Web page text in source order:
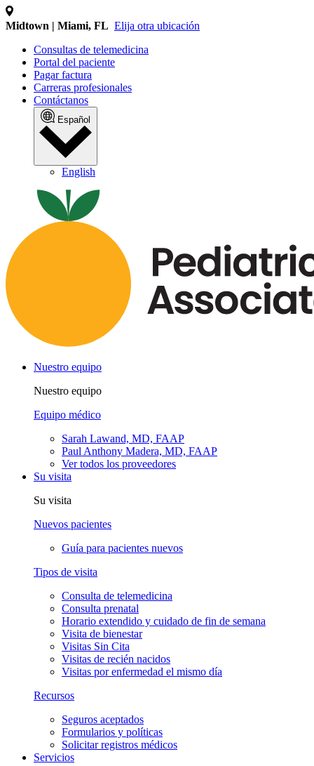
Midtown | Miami, FL Elija otra ubicación
Consultas de telemedicina
Portal del paciente
Pagar factura
Carreras profesionales
Contáctanos
Español
English
Nuestro equipo
Nuestro equipo
Equipo médico
Sarah Lawand, MD, FAAP
Paul Anthony Madera, MD, FAAP
Ver todos los proveedores
Su visita
Su visita
Nuevos pacientes
Guía para pacientes nuevos
Tipos de visita
Consulta de telemedicina
Consulta prenatal
Horario extendido y cuidado de fin de semana
Visita de bienestar
Visitas Sin Cita
Visitas de recién nacidos
Visitas por enfermedad el mismo día
Recursos
Seguros aceptados
Formularios y políticas
Solicitar registros médicos
Servicios